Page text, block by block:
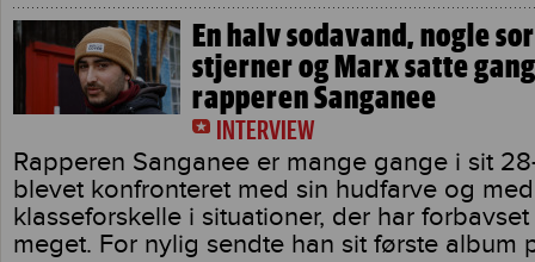
En halv sodavand, nogle
stjerner og Marx satte
rapperen Sanganee
INTERVIEW
Rapperen Sanganee er mange gange i sit
blevet konfronteret med sin hudfarve og med
klasseforskelle i situationer, der har
meget. For nylig sendte han sit første album